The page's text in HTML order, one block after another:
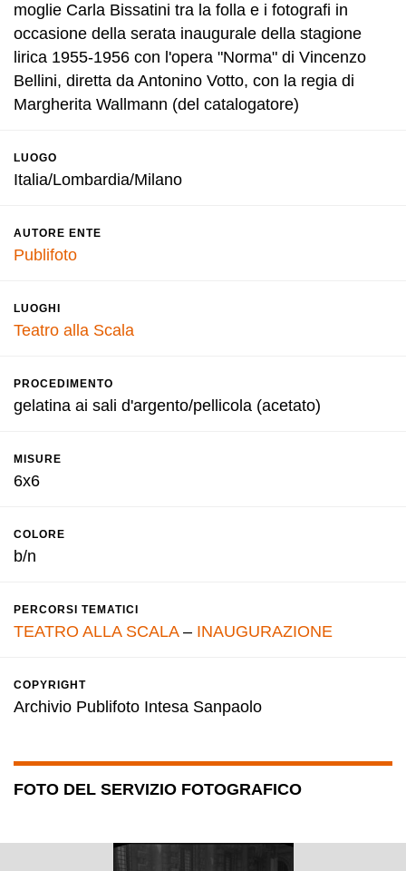
moglie Carla Bissatini tra la folla e i fotografi in
occasione della serata inaugurale della stagione
lirica 1955-1956 con l'opera "Norma" di Vincenzo
Bellini, diretta da Antonino Votto, con la regia di
Margherita Wallmann (del catalogatore)
LUOGO
Italia/Lombardia/Milano
AUTORE ENTE
Publifoto
LUOGHI
Teatro alla Scala
PROCEDIMENTO
gelatina ai sali d'argento/pellicola (acetato)
MISURE
6x6
COLORE
b/n
PERCORSI TEMATICI
TEATRO ALLA SCALA– INAUGURAZIONE
COPYRIGHT
Archivio Publifoto Intesa Sanpaolo
FOTO DEL SERVIZIO FOTOGRAFICO